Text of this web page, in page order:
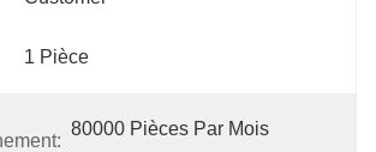
1 Pièce
80000 Pièces Par Mois